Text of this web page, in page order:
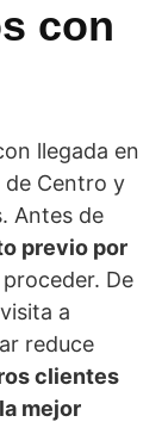
con
llegada en
Centro y
Antes de
previo por
De
a
reduce
clientes
mejor